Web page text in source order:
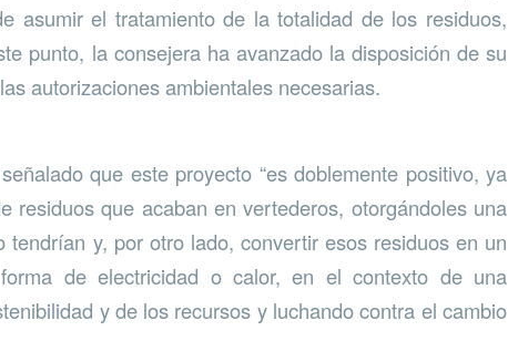
asumir el tratamiento de la totalidad de los residuos,
punto, la consejera ha avanzado la disposición de su
autorizaciones ambientales necesarias.
que este proyecto “es doblemente positivo, ya
residuos que acaban en vertederos, otorgándoles una
y, por otro lado, convertir esos residuos en un
de electricidad o calor, en el contexto de una
y de los recursos y luchando contra el cambio